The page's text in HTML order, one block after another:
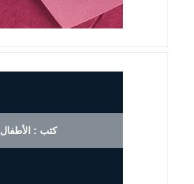
كتب : الأطفال